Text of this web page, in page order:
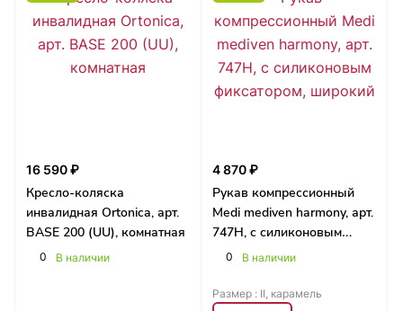
16 590 ₽
Кресло-коляска
инвалидная Ortonica, арт.
BASE 200 (UU), комнатная
0 В наличии
4 870 ₽
Рукав компрессионный
Medi mediven harmony, арт.
747H, с силиконовым
фиксатором, широкий
0 В наличии
Размер : II, карамель